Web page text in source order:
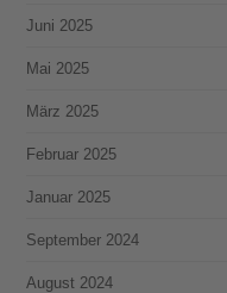
Juni 2025
Mai 2025
März 2025
Februar 2025
Januar 2025
September 2024
August 2024